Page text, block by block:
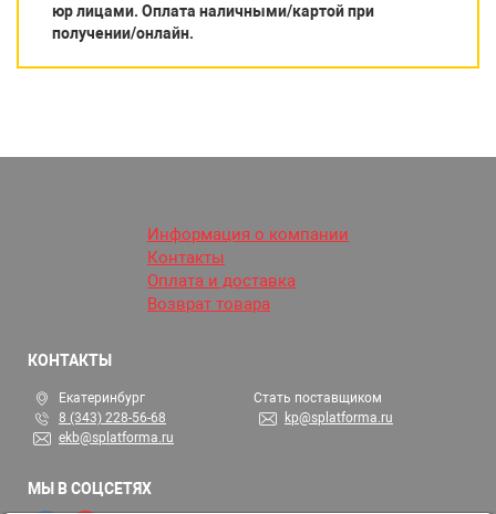
юр лицами. Оплата наличными/картой при
получении/онлайн.
Информация о компании
Контакты
Оплата и доставка
Возврат товара
КОНТАКТЫ
Екатеринбург
8 (343) 228-56-68
ekb@splatforma.ru
Стать поставщиком
kp@splatforma.ru
МЫ В СОЦСЕТЯХ